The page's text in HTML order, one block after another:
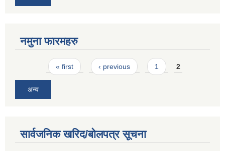
नमुना फारमहरु
Pages« first ‹ previous 1 2
अन्य
सार्वजनिक खरिद/बोलपत्र सूचना